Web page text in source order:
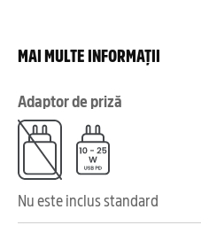
MAI MULTE INFORMAȚII
Adaptor de priză
Nu este inclus standard